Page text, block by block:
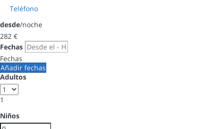
Teléfono
desde/noche
282 €
Fechas
Fechas
Añadir fechas
Adultos
1
Niños